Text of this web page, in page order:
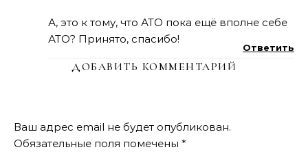
А, это к тому, что АТО пока ещё вполне себе
АТО? Принято, спасибо!
Ответить
ДОБАВИТЬ КОММЕНТАРИЙ
Ваш адрес email не будет опубликован.
Обязательные поля помечены *